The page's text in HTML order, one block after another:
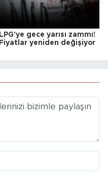
LPG'ye gece yarısı zammı!
Fiyatlar yeniden değişiyor